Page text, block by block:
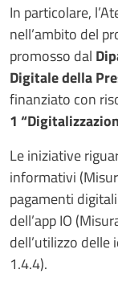
In particolare,
nell’ambito del
promosso dal
Digitale della
finanziato con
1
Le iniziative
informativi
pagamenti
dell’app IO
dell’utilizzo delle
1.4.4).